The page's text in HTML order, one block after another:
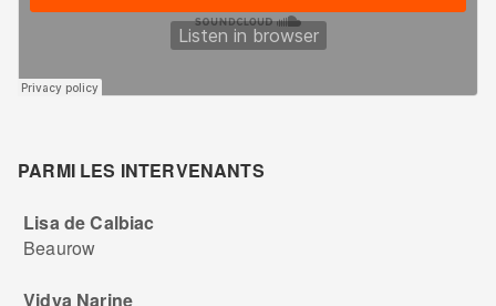
PARMI LES INTERVENANTS
Lisa de Calbiac
Beaurow
Vidya Narine